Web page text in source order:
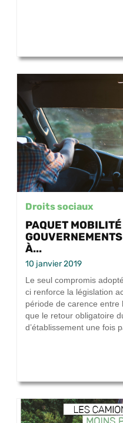
Droits sociaux
PAQUET
À...
10 janvier 2019
Le seul compromis
ci renforce la législation
période de carence
que le retour obligatoire
d’établissement une fois